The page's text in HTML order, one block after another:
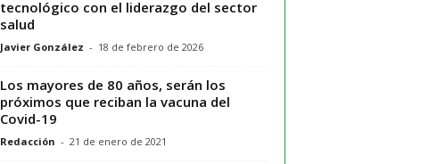
tecnológico con el liderazgo del sector
salud
Javier González - 18 de febrero de 2026
Los mayores de 80 años, serán los
próximos que reciban la vacuna del
Covid-19
Redacción - 21 de enero de 2021